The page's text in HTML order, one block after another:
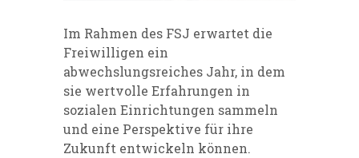
Im Rahmen des FSJ erwartet die
Freiwilligen ein
abwechslungsreiches Jahr, in dem
sie wertvolle Erfahrungen in
sozialen Einrichtungen sammeln
und eine Perspektive für ihre
Zukunft entwickeln können.